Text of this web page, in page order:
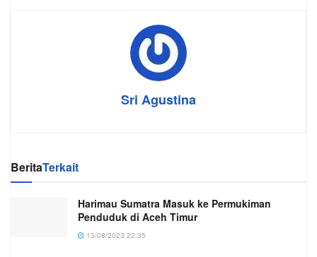
Sri Agustina
BeritaTerkait
Harimau Sumatra Masuk ke Permukiman
Penduduk di Aceh Timur
13/08/2023 22:35